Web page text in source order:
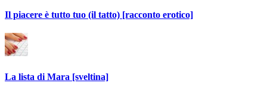
Il piacere è tutto tuo (il tatto) [racconto erotico]
La lista di Mara [sveltina]